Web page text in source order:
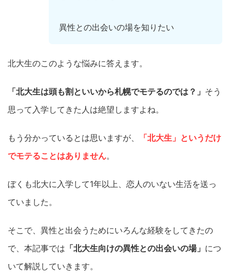
異性との出会いの場を知りたい
北大生のこのような悩みに答えます。
「北大生は頭も割といいから札幌でモテるのでは？」 そう
思って入学してきた人は絶望しますよね。
もう分かっているとは思いますが、
「北大生」というだけ
でモテることはありません。
ぼくも北大に入学して1年以上、恋人のいない生活を送っ
ていました。
そこで、異性と出会うためにいろんな経験をしてきたの
で、本記事では 「北大生向けの異性との出会いの場」 につ
いて解説していきます。